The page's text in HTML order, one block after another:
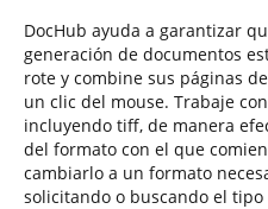
DocHub ayuda a garantizar
generación de documentos
rote y combine sus páginas
un clic del mouse. Trabaje
incluyendo tiff, de manera
del formato con el que
cambiarlo a un formato
solicitando o buscando el